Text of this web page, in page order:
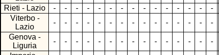
Rieti - Lazio
- - - - - - - - - - - - - -
-
Viterbo -
Lazio
- - - - - - - - - - - - - -
-
Genova -
Liguria
- - - - - - - - - - - - - -
-